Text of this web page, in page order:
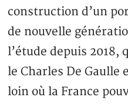
construction d’un
de nouvelle
l’étude depuis
le Charles De Gaulle
loin où la France